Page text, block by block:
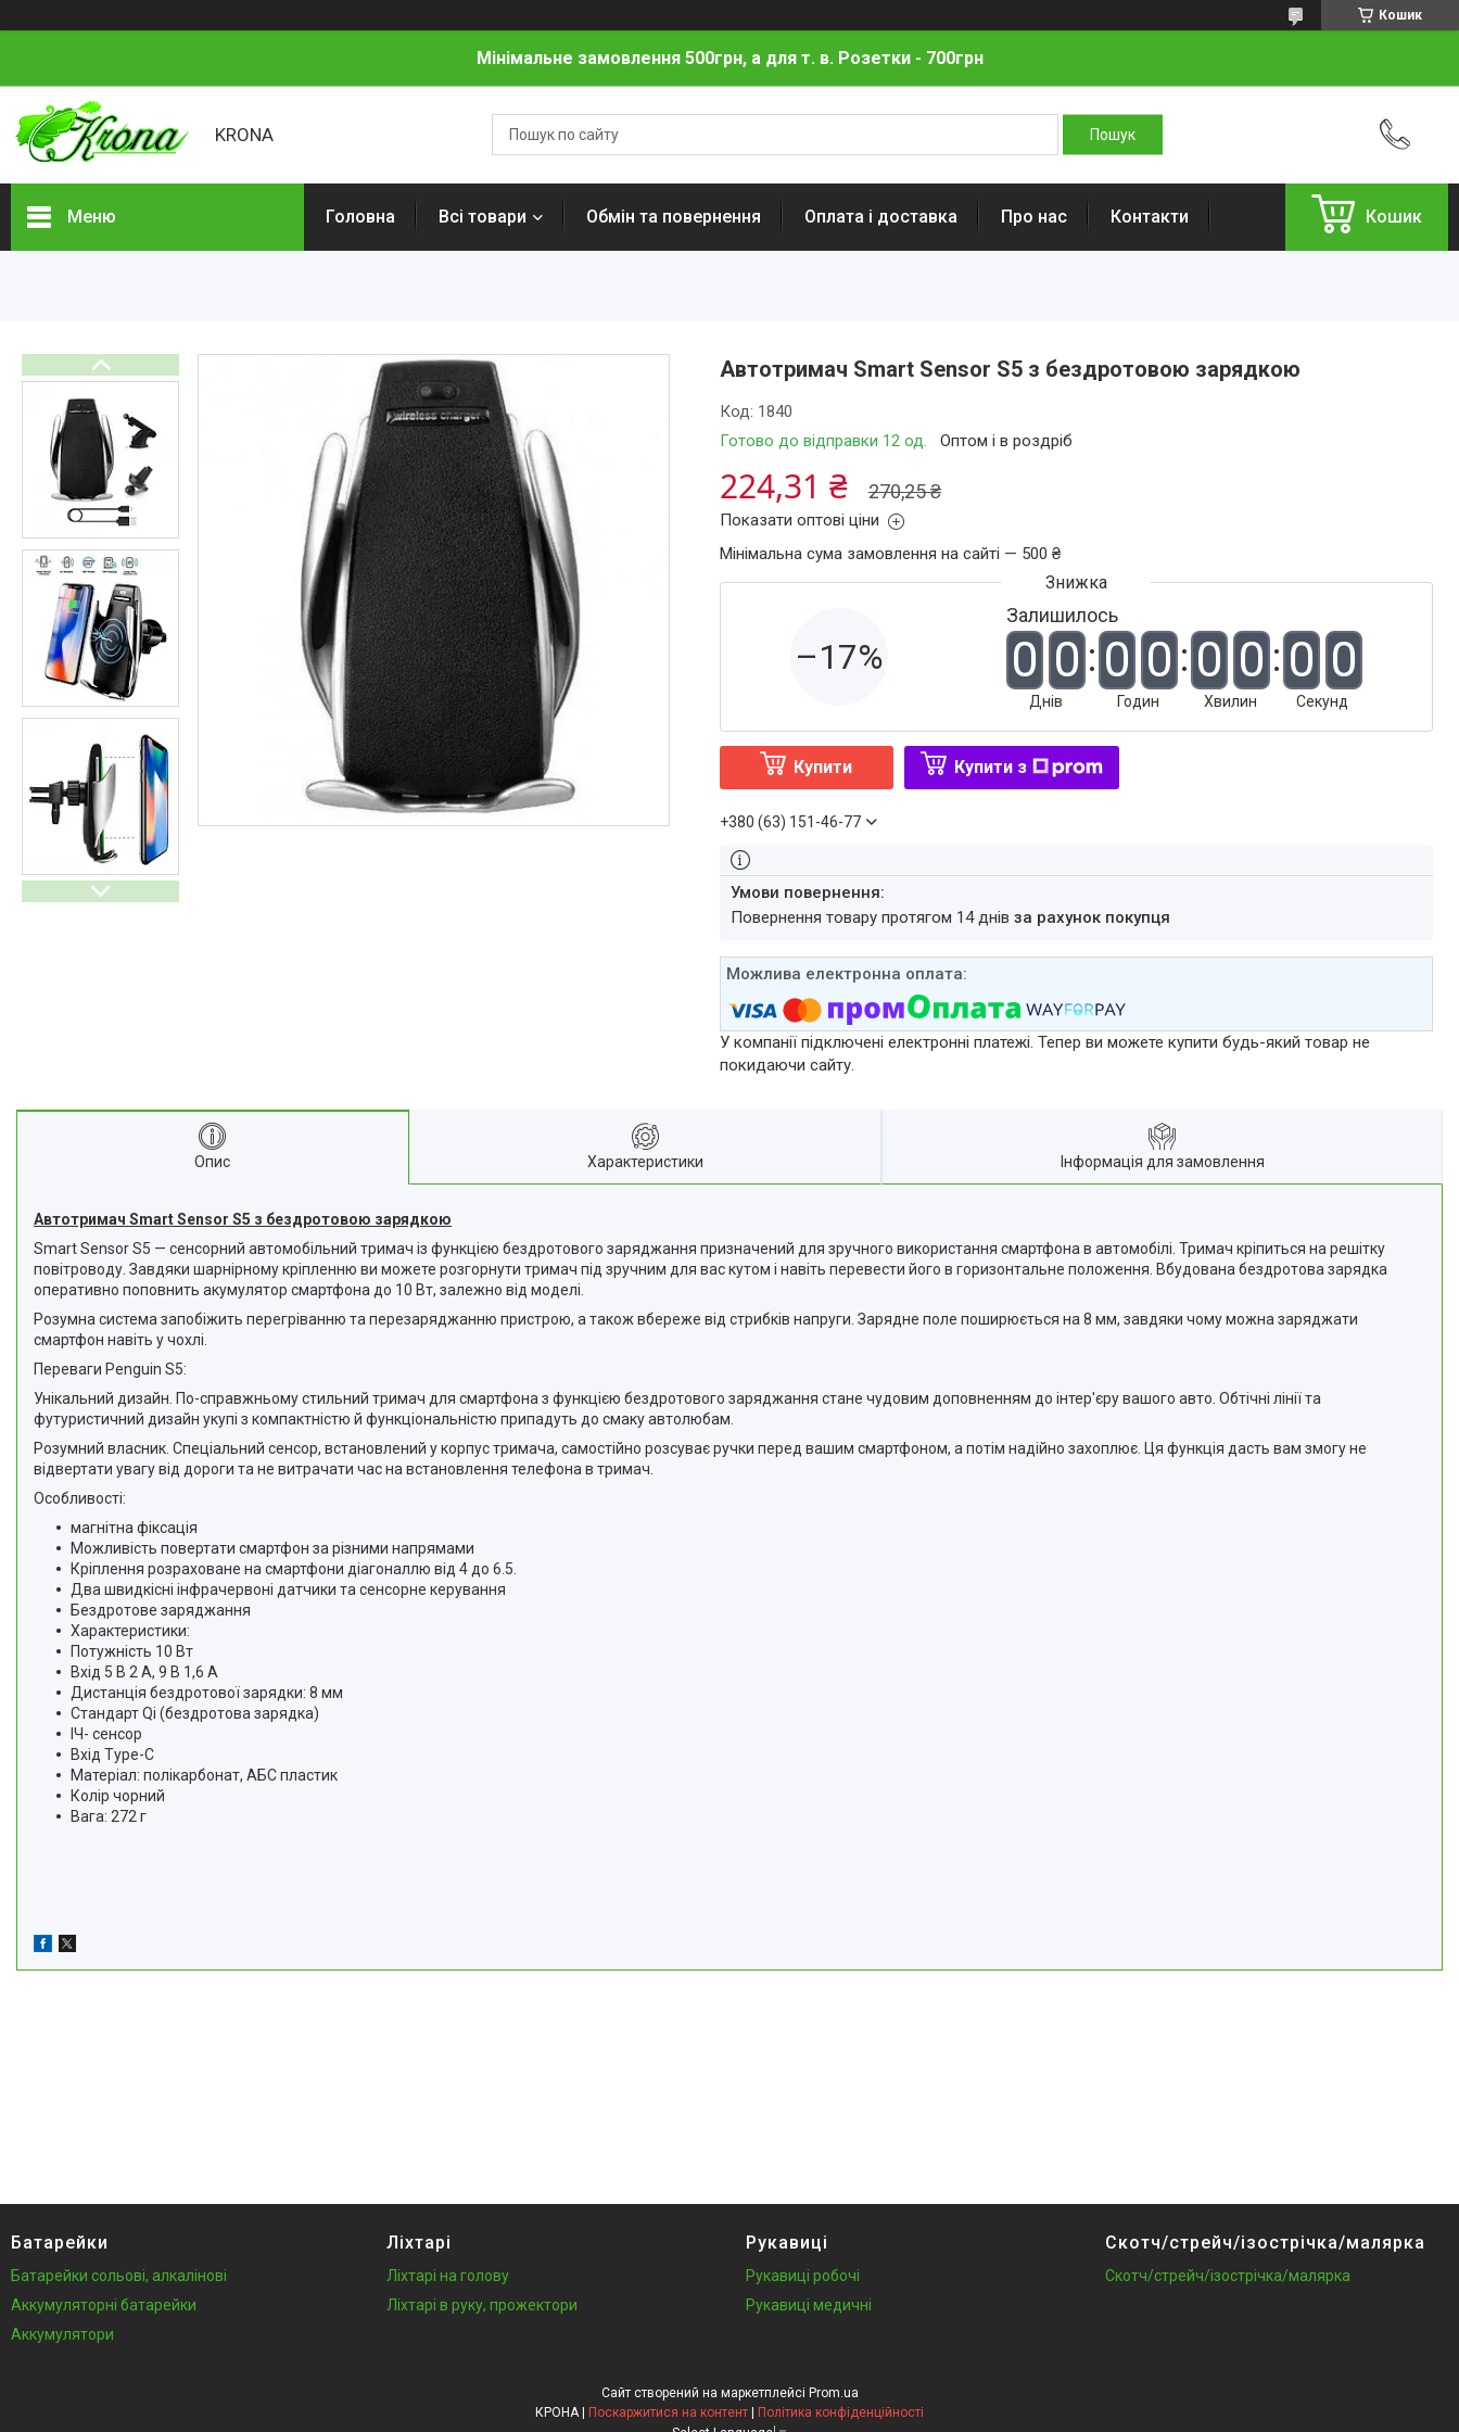
Кошик
Мінімальне замовлення 500грн, а для т. в. Розетки - 700грн
KRONA
Меню Головна Всі товари Обмін та повернення Оплата і доставка Про нас Контакти Кошик
Автотримач Smart Sensor S5 з бездротовою зарядкою
Готово до відправки 12 од. Оптом і в роздріб
Код: 1840
270,25 ₴
224,31 ₴
Показати оптові ціни
Мінімальна сума замовлення на сайті — 500 ₴
–17%
Залишилось
0 0
Днів
0 0
Годин
0 0
Хвилин
0 0
Секунд
Купити Купити з
+380 (63) 151-46-77
повернення товару протягом 14 днів за рахунок покупця
У компанії підключені електронні платежі. Тепер ви можете купити будь-який товар не
покидаючи сайту.
Опис Характеристики Інформація для замовлення
Автотримач Smart Sensor S5 з бездротовою зарядкою
Smart Sensor S5 — сенсорний автомобільний тримач із функцією бездротового заряджання призначений для зручного використання смартфона в автомобілі. Тримач кріпиться на решітку
повітроводу. Завдяки шарнірному кріпленню ви можете розгорнути тримач під зручним для вас кутом і навіть перевести його в горизонтальне положення. Вбудована бездротова зарядка
оперативно поповнить акумулятор смартфона до 10 Вт, залежно від моделі.
Розумна система запобіжить перегріванню та перезаряджанню пристрою, а також вбереже від стрибків напруги. Зарядне поле поширюється на 8 мм, завдяки чому можна заряджати
смартфон навіть у чохлі.
Переваги Penguin S5:
Унікальний дизайн. По-справжньому стильний тримач для смартфона з функцією бездротового заряджання стане чудовим доповненням до інтер'єру вашого авто. Обтічні лінії та
футуристичний дизайн укупі з компактністю й функціональністю припадуть до смаку автолюбам.
Розумний власник. Спеціальний сенсор, встановлений у корпус тримача, самостійно розсуває ручки перед вашим смартфоном, а потім надійно захоплює. Ця функція дасть вам змогу не
відвертати увагу від дороги та не витрачати час на встановлення телефона в тримач.
Особливості:
магнітна фіксація
Можливість повертати смартфон за різними напрямами
Кріплення розраховане на смартфони діагоналлю від 4 до 6.5.
Два швидкісні інфрачервоні датчики та сенсорне керування
Бездротове заряджання
Характеристики:
Потужність 10 Вт
Вхід 5 В 2 А, 9 В 1,6 А
Дистанція бездротової зарядки: 8 мм
Стандарт Qi (бездротова зарядка)
ІЧ- сенсор
Вхід Type-C
Матеріал: полікарбонат, АБС пластик
Колір чорний
Вага: 272 г
Батарейки
Батарейки сольові, алкалінові
Аккумуляторні батарейки
Аккумулятори
Ліхтарі
Ліхтарі на голову
Ліхтарі в руку, прожектори
Рукавиці
Рукавиці робочі
Рукавиці медичні
Скотч/стрейч/ізострічка/малярка
Скотч/стрейч/ізострічка/малярка
Сайт створений на маркетплейсі Prom.ua
Поскаржитися на контент
Політика конфіденційності